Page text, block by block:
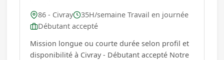
86 - Civray
35H/semaine Travail en journée
Débutant accepté
Mission longue ou courte durée selon profil et
disponibilité à Civray - Débutant accepté Notre